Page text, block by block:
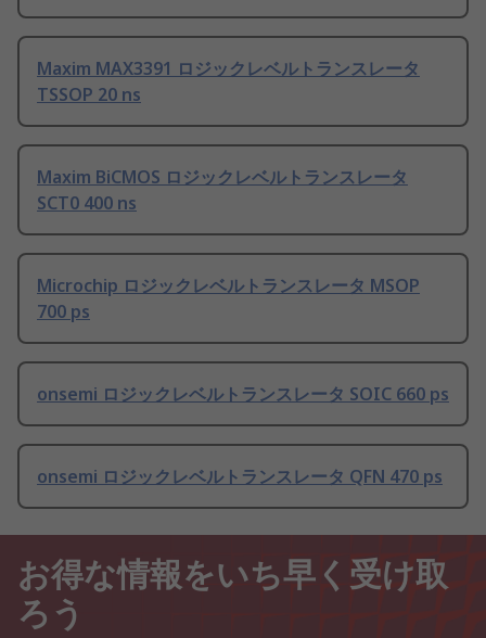
Maxim MAX3391 ロジックレベルトランスレータ
TSSOP 20 ns
Maxim BiCMOS ロジックレベルトランスレータ
SCT0 400 ns
Microchip ロジックレベルトランスレータ MSOP
700 ps
onsemi ロジックレベルトランスレータ SOIC 660 ps
onsemi ロジックレベルトランスレータ QFN 470 ps
お得な情報をいち早く受け取
ろう